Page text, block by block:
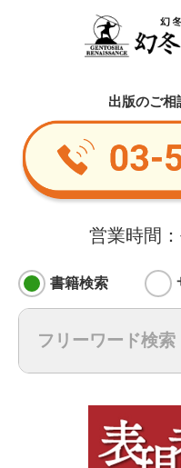
出版のご相
営業時間
書籍検索